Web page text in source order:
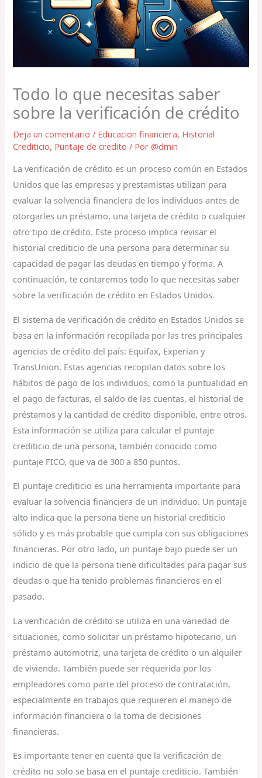
Todo lo que necesitas saber
sobre la verificación de crédito
Deja un comentario / Educacion financiera, Historial
Crediticio, Puntaje de credito / Por@dmin
La verificación de crédito es un proceso común en Estados
Unidos que las empresas y prestamistas utilizan para
evaluar la solvencia financiera de los individuos antes de
otorgarles un préstamo, una tarjeta de crédito o cualquier
otro tipo de crédito. Este proceso implica revisar el
historial crediticio de una persona para determinar su
capacidad de pagar las deudas en tiempo y forma. A
continuación, te contaremos todo lo que necesitas saber
sobre la verificación de crédito en Estados Unidos.
El sistema de verificación de crédito en Estados Unidos se
basa en la información recopilada por las tres principales
agencias de crédito del país: Equifax, Experian y
TransUnion. Estas agencias recopilan datos sobre los
hábitos de pago de los individuos, como la puntualidad en
el pago de facturas, el saldo de las cuentas, el historial de
préstamos y la cantidad de crédito disponible, entre otros.
Esta información se utiliza para calcular el puntaje
crediticio de una persona, también conocido como
puntaje FICO, que va de 300 a 850 puntos.
El puntaje crediticio es una herramienta importante para
evaluar la solvencia financiera de un individuo. Un puntaje
alto indica que la persona tiene un historial crediticio
sólido y es más probable que cumpla con sus obligaciones
financieras. Por otro lado, un puntaje bajo puede ser un
indicio de que la persona tiene dificultades para pagar sus
deudas o que ha tenido problemas financieros en el
pasado.
La verificación de crédito se utiliza en una variedad de
situaciones, como solicitar un préstamo hipotecario, un
préstamo automotriz, una tarjeta de crédito o un alquiler
de vivienda. También puede ser requerida por los
empleadores como parte del proceso de contratación,
especialmente en trabajos que requieren el manejo de
información financiera o la toma de decisiones
financieras.
Es importante tener en cuenta que la verificación de
crédito no solo se basa en el puntaje crediticio. También